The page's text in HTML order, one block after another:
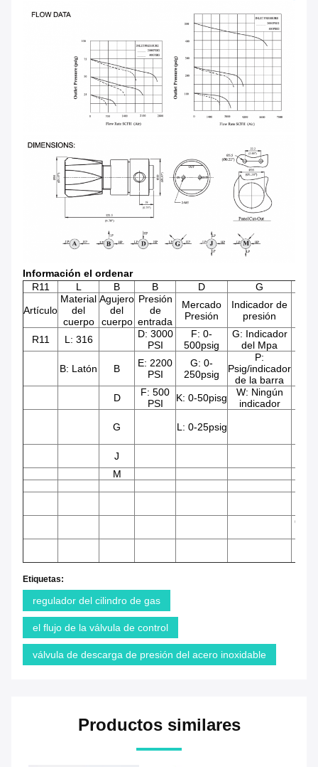
Información el ordenar
R11
L B B D G
Artículo
Material
del
cuerpo
Agujero
del
cuerpo
Presión
de
entrada
Mercado
Presión
Indicador de
presión
R11 L: 316
D: 3000
PSI
F: 0-
500psig
G: Indicador
del Mpa
B: Latón B
E: 2200
PSI
G: 0-
250psig
P:
Psig/indicador
de la barra
D
F: 500
PSI
K: 0-50pisg
W: Ningún
indicador
G L: 0-25psig
J
M
63:
Etiquetas:
regulador del cilindro de gas
el flujo de la válvula de control
válvula de descarga de presión del acero inoxidable
Productos similares